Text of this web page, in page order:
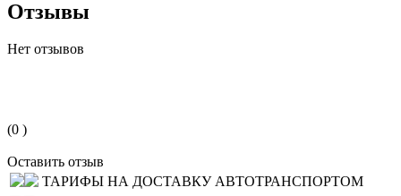
Отзывы
Нет отзывов
(0 )
Оставить отзыв
ТАРИФЫ НА ДОСТАВКУ АВТОТРАНСПОРТОМ